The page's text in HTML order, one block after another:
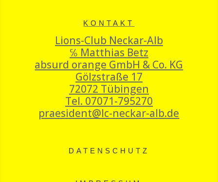
KONTAKT
Lions-Club Neckar-Alb
℅ Matthias Betz
absurd orange GmbH & Co. KG
Gölzstraße 17
72072 Tübingen
Tel. 07071-795270
praesident@lc-neckar-alb.de
DATENSCHUTZ